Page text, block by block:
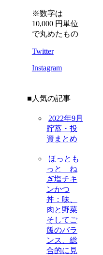
※数字は
10,000 円単位
で丸めたもの
Twitter
Instagram
■人気の記事
2022年9月
貯蓄・投
資まとめ
ほっとも
っと ね
ぎ塩チキ
ンかつ
丼：味、
肉と野菜
そしてご
飯のバラ
ンス、総
合的に見